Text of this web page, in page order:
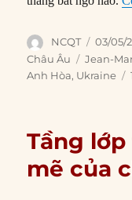
Author
NCQT
Posted
on
03/05/
Châu Âu
Tags
Jean-
Anh Hòa, Ukraine
Tầng
mẽ của